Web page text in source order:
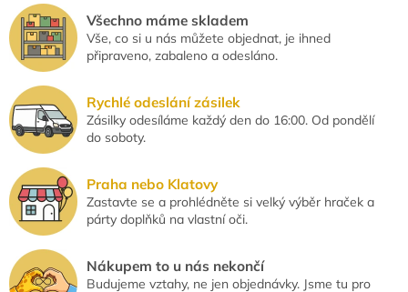
k
y
v
ý
i
s
Všechno máme skladem
Vše, co si u nás můžete objednat, je ihned
připraveno, zabaleno a odesláno.
Rychlé odeslání zásilek
Zásilky odesíláme každý den do 16:00. Od pondělí
do soboty.
Praha nebo Klatovy
Zastavte se a prohlédněte si velký výběr hraček a
párty doplňků na vlastní oči.
Nákupem to u nás nekončí
Budujeme vztahy, ne jen objednávky. Jsme tu pro